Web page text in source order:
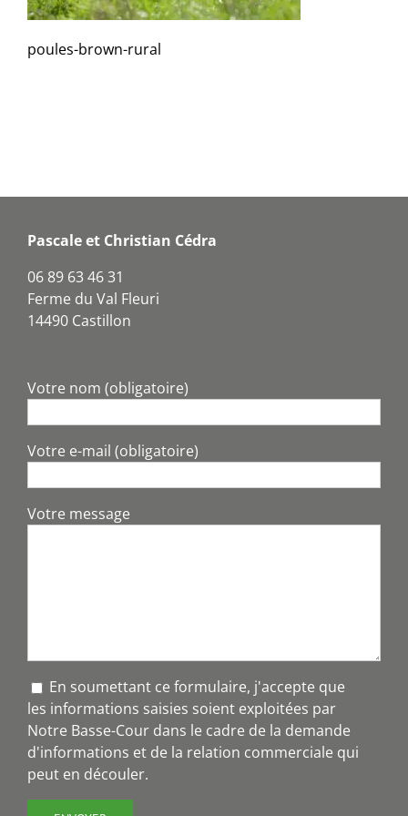
poules-brown-rural
Pascale et Christian Cédra
06 89 63 46 31
Ferme du Val Fleuri
14490 Castillon
Votre nom (obligatoire)
Votre e-mail (obligatoire)
Votre message
En soumettant ce formulaire, j'accepte que
les informations saisies soient exploitées par
Notre Basse-Cour dans le cadre de la demande
d'informations et de la relation commerciale qui
peut en découler.